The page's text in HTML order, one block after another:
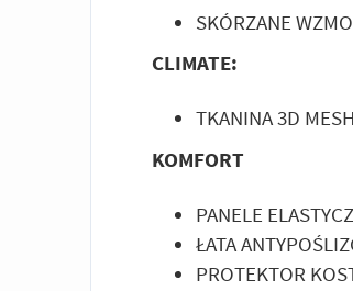
SKÓRZANE
CLIMATE:
TKANINA 3D MESH
KOMFORT
PANELE
ŁATA
PROTEKTOR